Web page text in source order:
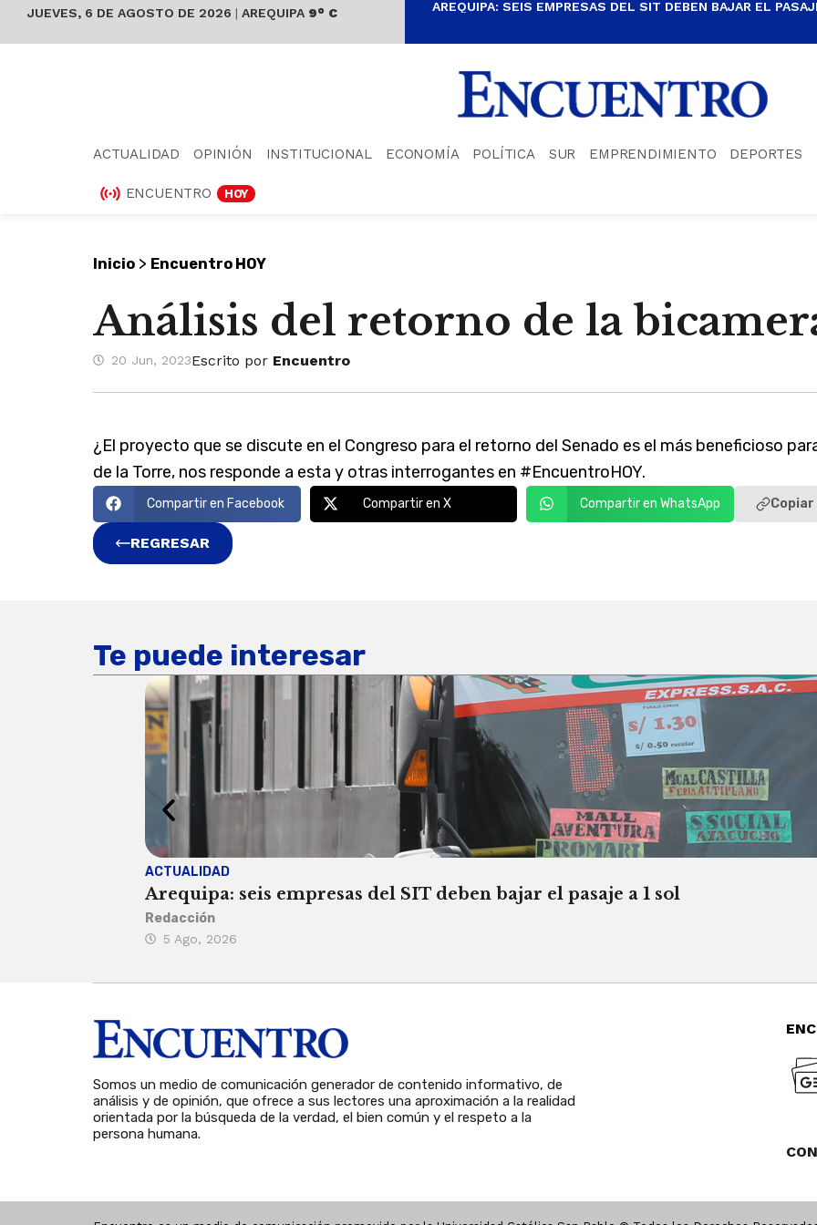
JUEVES, 6 DE AGOSTO DE 2026 | AREQUIPA 9° C AREQUIPA: SEIS EMPRESAS DEL SIT DEBEN BAJAR EL
ACTUALIDAD OPINIÓN INSTITUCIONAL ECONOMÍA POLÍTICA SUR EMPRENDIMIENTO DEPORTES
ENCUENTRO HOY
Inicio > Encuentro HOY
Análisis del retorno de la
20 Jun, 2023Escrito por Encuentro
¿El proyecto que se discute en el Congreso para el retorno del Senado es el más beneficioso
de la Torre, nos responde a esta y otras interrogantes en #EncuentroHOY.
Compartir en Facebook Compartir en X Compartir en WhatsApp Copiar
REGRESAR
Te puede interesar
ACTUALIDAD
Arequipa: seis empresas del SIT deben bajar el pasaje a 1 sol
Redacción
5 Ago, 2026
Somos un medio de comunicación generador de contenido informativo, de
análisis y de opinión, que ofrece a sus lectores una aproximación a la realidad
orientada por la búsqueda de la verdad, el bien común y el respeto a la
persona humana.